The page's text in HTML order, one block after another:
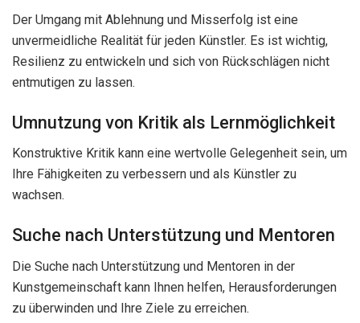
Der Umgang mit Ablehnung und Misserfolg ist eine
unvermeidliche Realität für jeden Künstler. Es ist wichtig,
Resilienz zu entwickeln und sich von Rückschlägen nicht
entmutigen zu lassen.
Umnutzung von Kritik als Lernmöglichkeit
Konstruktive Kritik kann eine wertvolle Gelegenheit sein, um
Ihre Fähigkeiten zu verbessern und als Künstler zu
wachsen.
Suche nach Unterstützung und Mentoren
Die Suche nach Unterstützung und Mentoren in der
Kunstgemeinschaft kann Ihnen helfen, Herausforderungen
zu überwinden und Ihre Ziele zu erreichen.